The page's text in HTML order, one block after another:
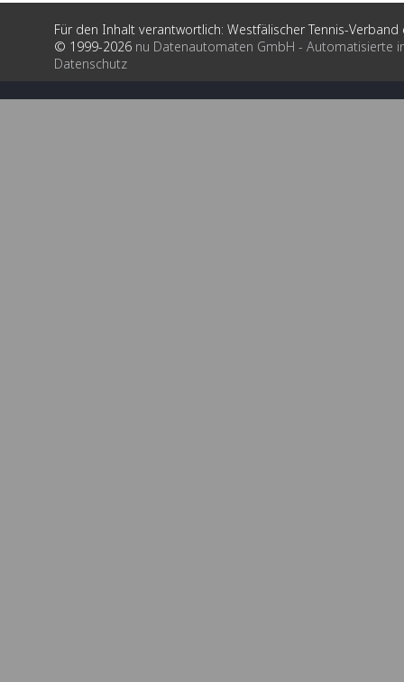
Für den Inhalt verantwortlich: Westfälischer Tennis-Verband
© 1999-2026 nu Datenautomaten GmbH - Automatisierte
Datenschutz